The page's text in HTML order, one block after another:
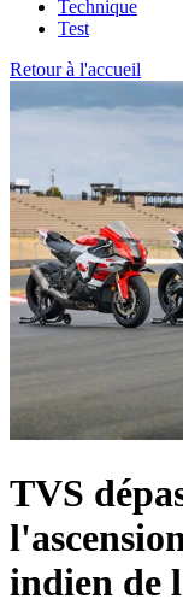
Technique
Test
Retour à l'accueil
TVS
indien de